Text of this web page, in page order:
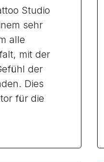
Studio
sehr
alle
mit der
der
Dies
für die